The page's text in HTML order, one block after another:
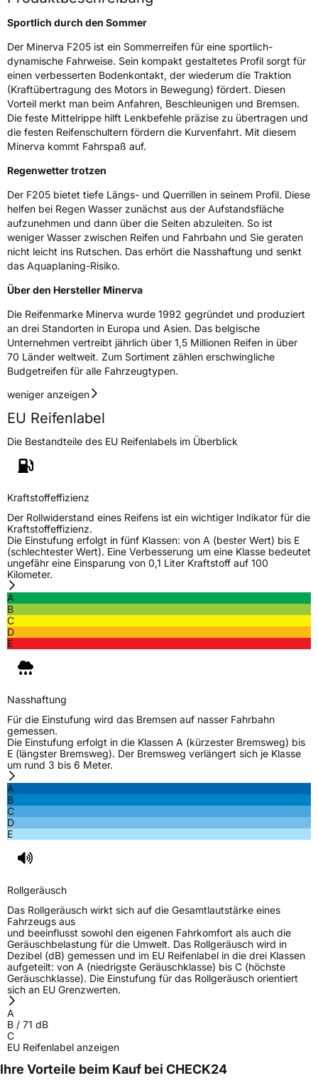
SchlauchtypTL
ZustandNeureifen
VerstärktXL
EU Label
EffizienzC
NasshaftungB
Rollgeräusch (Klasse)B
Rollgeräusch (dB)71
FahrzeugklasseC1
3PMSF / Schneeflockensymbol / Alpine-SymbolNein
EisgripNein
EPREL ID
517939
Allgemeine Produktsicherheit (GPSR)
HerstellerkontaktDeldo Autobanden NV, Essensteenweg 113
2930 Brasschaat, compliance@deldo.com
Sportlich durch den Sommer
Der Minerva F205 ist ein Sommerreifen für eine sportlich-
dynamische Fahrweise. Sein kompakt gestaltetes Profil sorgt für
einen verbesserten Bodenkontakt, der wiederum die Traktion
(Kraftübertragung des Motors in Bewegung) fördert. Diesen
Vorteil merkt man beim Anfahren, Beschleunigen und Bremsen.
Die feste Mittelrippe hilft Lenkbefehle präzise zu übertragen und
die festen Reifenschultern fördern die Kurvenfahrt. Mit diesem
Minerva kommt Fahrspaß auf.
Regenwetter trotzen
Der F205 bietet tiefe Längs- und Querrillen in seinem Profil. Diese
helfen bei Regen Wasser zunächst aus der Aufstandsfläche
aufzunehmen und dann über die Seiten abzuleiten. So ist
weniger Wasser zwischen Reifen und Fahrbahn und Sie geraten
nicht leicht ins Rutschen. Das erhört die Nasshaftung und senkt
das Aquaplaning-Risiko.
Über den Hersteller Minerva
Die Reifenmarke Minerva wurde 1992 gegründet und produziert
an drei Standorten in Europa und Asien. Das belgische
Unternehmen vertreibt jährlich über 1,5 Millionen Reifen in über
70 Länder weltweit. Zum Sortiment zählen erschwingliche
Budgetreifen für alle Fahrzeugtypen.
weniger anzeigen
EU Reifenlabel
Die Bestandteile des EU Reifenlabels im Überblick
Kraftstoffeffizienz
Der Rollwiderstand eines Reifens ist ein wichtiger Indikator für die
Kraftstoffeffizienz.
Die Einstufung erfolgt in fünf Klassen: von A (bester Wert) bis E
(schlechtester Wert). Eine Verbesserung um eine Klasse bedeutet
ungefähr eine Einsparung von 0,1 Liter Kraftstoff auf 100
Kilometer.
A
B
C
D
E
Nasshaftung
Für die Einstufung wird das Bremsen auf nasser Fahrbahn
gemessen.
Die Einstufung erfolgt in die Klassen A (kürzester Bremsweg) bis
E (längster Bremsweg). Der Bremsweg verlängert sich je Klasse
um rund 3 bis 6 Meter.
A
B
C
D
E
Rollgeräusch
Das Rollgeräusch wirkt sich auf die Gesamtlautstärke eines
Fahrzeugs aus
und beeinflusst sowohl den eigenen Fahrkomfort als auch die
Geräuschbelastung für die Umwelt. Das Rollgeräusch wird in
Dezibel (dB) gemessen und im EU Reifenlabel in die drei Klassen
aufgeteilt: von A (niedrigste Geräuschklasse) bis C (höchste
Geräuschklasse). Die Einstufung für das Rollgeräusch orientiert
sich an EU Grenzwerten.
A
B / 71 dB
C
EU Reifenlabel anzeigen
Ihre Vorteile beim Kauf bei CHECK24